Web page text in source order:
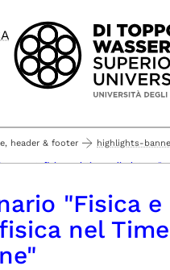
al contenuto
header & footer highlights-
e metafisica nel timeo di platone"
"Fisica e
nel